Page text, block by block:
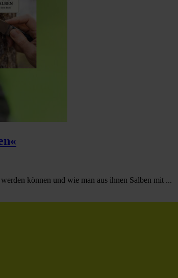
können und wie man aus ihnen Salben mit ...